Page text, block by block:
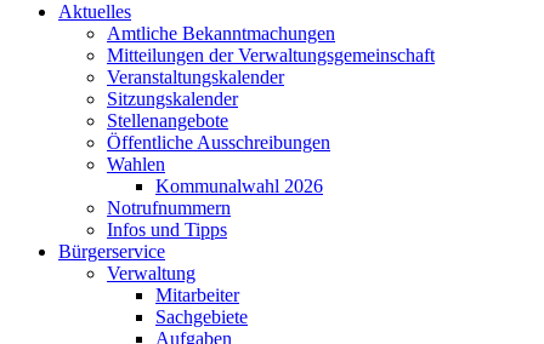
Aktuelles
Amtliche Bekanntmachungen
Mitteilungen der Verwaltungsgemeinschaft
Veranstaltungskalender
Sitzungskalender
Stellenangebote
Öffentliche Ausschreibungen
Wahlen
Kommunalwahl 2026
Notrufnummern
Infos und Tipps
Bürgerservice
Verwaltung
Mitarbeiter
Sachgebiete
Aufgaben